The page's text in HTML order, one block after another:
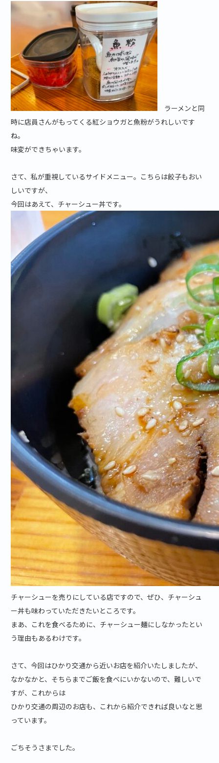
ラーメンと同
時に店員さんがもってくる紅ショウガと魚粉がうれしいです
ね。
味変ができちゃいます。
さて、私が重視しているサイドメニュー。こちらは餃子もおい
しいですが、
今回はあえて、チャーシュー丼です。
チャーシューを売りにしている店ですので、ぜひ、チャーシュ
ー丼も味わっていただきたいところです。
まあ、これを食べるために、チャーシュー麺にしなかったとい
う理由もあるわけです。
さて、今回はひかり交通から近いお店を紹介いたしましたが、
なかなかと、そちらまでご飯を食べにいかないので、難しいで
すが、これからは
ひかり交通の周辺のお店も、これから紹介できれば良いなと思
っています。
ごちそうさまでした。